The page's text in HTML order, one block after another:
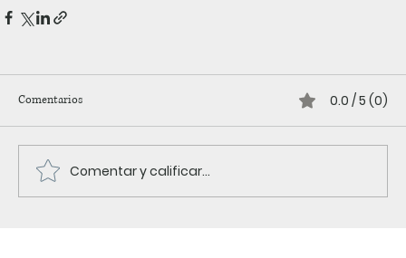
Comentarios 0.0 / 5 (0)
Comentar y calificar...